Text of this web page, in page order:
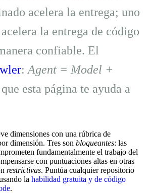
acelera la entrega; uno
la entrega de código
confiable. El
: Agent = Model +
esta página te ayuda a
dimensiones con una rúbrica de
dimensión. Tres son bloqueantes: las
fundamentalmente el trabajo del
con puntuaciones altas en otras
restrictivas. Puntúa cualquier repositorio
la habilidad gratuita y de código
.